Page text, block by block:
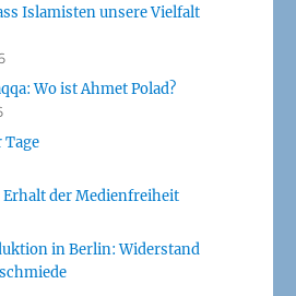
Islamisten unsere Vielfalt
Wo ist Ahmet Polad?
Tage
Erhalt der Medienfreiheit
in Berlin: Widerstand